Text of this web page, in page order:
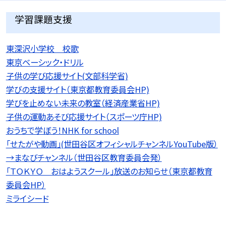
学習課題支援
東深沢小学校 校歌
東京ベーシック・ドリル
子供の学び応援サイト(文部科学省)
学びの支援サイト（東京都教育委員会HP)
学びを止めない未来の教室（経済産業省HP)
子供の運動あそび応援サイト（スポーツ庁HP)
おうちで学ぼう！NHK for school
「せたがや動画」(世田谷区オフィシャルチャンネルYouTube版）
→まなびチャンネル（世田谷区教育委員会発）
「ＴＯＫＹＯ おはようスクール」放送のお知らせ（東京都教育
委員会HP）
ミライシード